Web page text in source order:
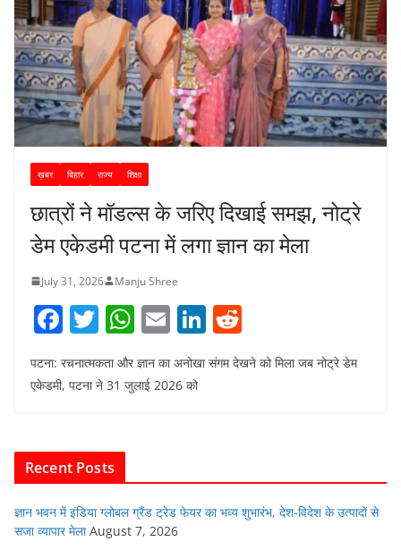
ख़बर बिहार राज्य शिक्षा
छात्रों ने मॉडल्स के जरिए दिखाई समझ, नोट्रे
डेम एकेडमी पटना में लगा ज्ञान का मेला
July 31, 2026 Manju Shree
F
c
o
o
k
T
itt
W
at
p
E
m
ai
Li
n
k
e
d
पटना: रचनात्मकता और ज्ञान का अनोखा संगम देखने को मिला जब नोट्रे डेम
एकेडमी, पटना ने 31 जुलाई 2026 को
Recent Posts
ज्ञान भवन में इंडिया ग्लोबल ग्रैंड ट्रेड फेयर का भव्य शुभारंभ, देश-विदेश के उत्पादों से
सजा व्यापार मेला August 7, 2026